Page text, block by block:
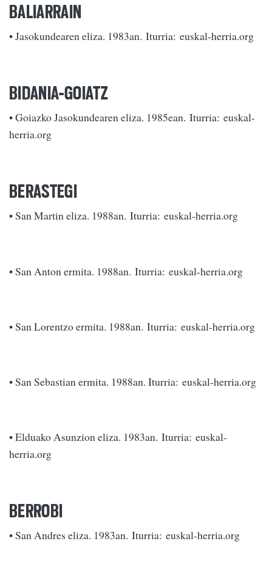
BALIARRAIN
• Jasokundearen eliza. 1983an. Iturria: euskal-herria.org
BIDANIA-GOIATZ
• Goiazko Jasokundearen eliza. 1985ean. Iturria: euskal-
herria.org
BERASTEGI
• San Martin eliza. 1988an. Iturria: euskal-herria.org
• San Anton ermita. 1988an. Iturria: euskal-herria.org
• San Lorentzo ermita. 1988an. Iturria: euskal-herria.org
• San Sebastian ermita. 1988an. Iturria: euskal-herria.org
• Elduako Asunzion eliza. 1983an. Iturria: euskal-
herria.org
BERROBI
• San Andres eliza. 1983an. Iturria: euskal-herria.org